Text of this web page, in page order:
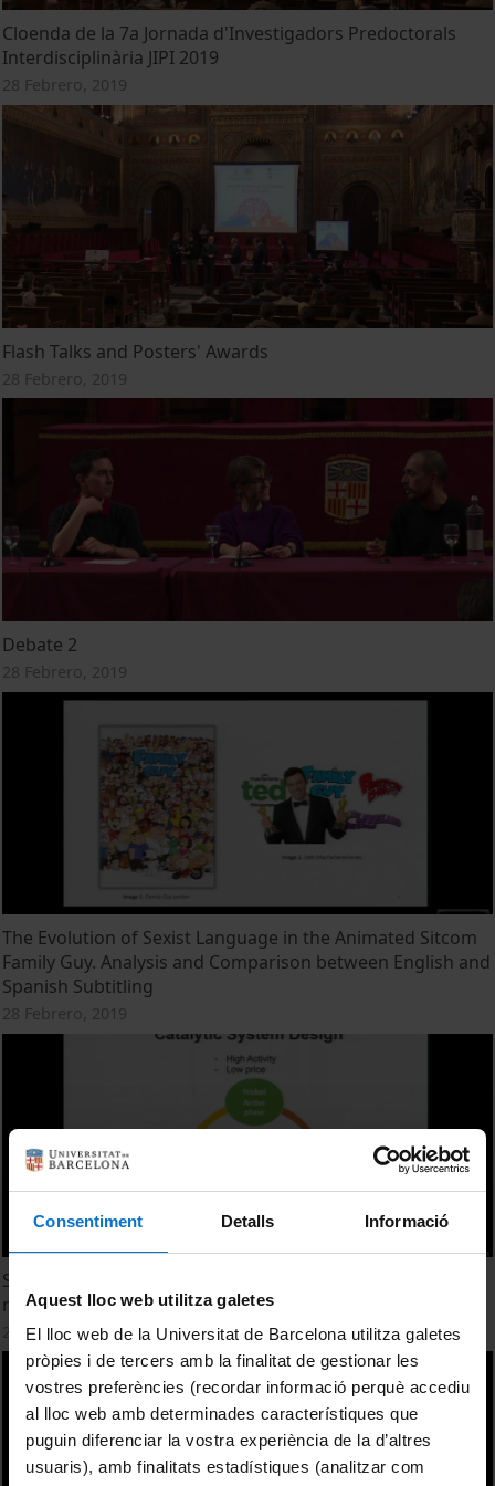
Consentiment Detalls Informació
Aquest lloc web utilitza galetes
El lloc web de la Universitat de Barcelona utilitza galetes
pròpies i de tercers amb la finalitat de gestionar les
vostres preferències (recordar informació perquè accediu
al lloc web amb determinades característiques que
puguin diferenciar la vostra experiència de la d’altres
usuaris), amb finalitats estadístiques (analitzar com
Cloenda de la 7a Jornada d'Investigadors Predoctorals
Interdisciplinària JIPI 2019
28 Febrero, 2019
Flash Talks and Posters' Awards
28 Febrero, 2019
Debate 2
28 Febrero, 2019
The Evolution of Sexist Language in the Animated Sitcom
Family Guy. Analysis and Comparison between English and
Spanish Subtitling
28 Febrero, 2019
Synthetic natural gas production through CO2
methanation process
27 Febrero, 2019